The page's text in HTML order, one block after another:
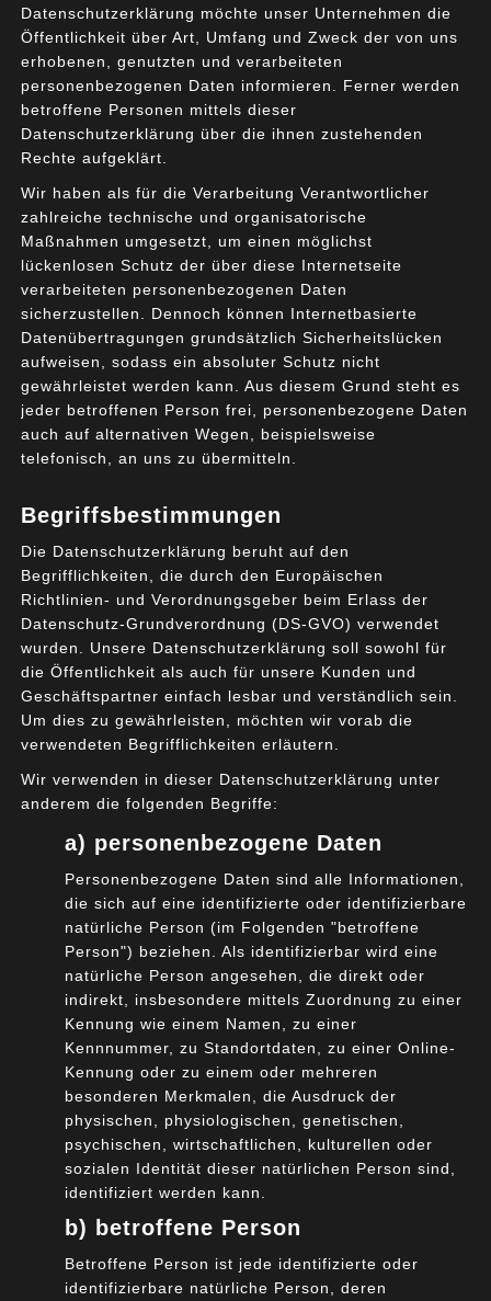
Die Informationen eines Unternehmens gehören zu den
wertvollsten Unternehmenswerten. Ob es nun
Kundendaten, Bestelldaten, Produktdaten oder
Krankenakten, Steuerakten und Mandantenakten sind, in
Unternehmensprozesse und -entscheidungen und somit
READ MORE
RECENT POSTS
Stichwort: Edge Computing
28. Januar 2021
Passwort-Sicherheit – oder täglich grüßt das
Murmeltier
20. Januar 2021
Datenschutzerklärung möchte unser Unternehmen die
Öffentlichkeit über Art, Umfang und Zweck der von uns
erhobenen, genutzten und verarbeiteten
personenbezogenen Daten informieren. Ferner werden
betroffene Personen mittels dieser
Datenschutzerklärung über die ihnen zustehenden
Rechte aufgeklärt.
Wir haben als für die Verarbeitung Verantwortlicher
zahlreiche technische und organisatorische
Maßnahmen umgesetzt, um einen möglichst
lückenlosen Schutz der über diese Internetseite
verarbeiteten personenbezogenen Daten
sicherzustellen. Dennoch können Internetbasierte
Datenübertragungen grundsätzlich Sicherheitslücken
aufweisen, sodass ein absoluter Schutz nicht
gewährleistet werden kann. Aus diesem Grund steht es
jeder betroffenen Person frei, personenbezogene Daten
auch auf alternativen Wegen, beispielsweise
telefonisch, an uns zu übermitteln.
Begriffsbestimmungen
Die Datenschutzerklärung beruht auf den
Begrifflichkeiten, die durch den Europäischen
Richtlinien- und Verordnungsgeber beim Erlass der
Datenschutz-Grundverordnung (DS-GVO) verwendet
wurden. Unsere Datenschutzerklärung soll sowohl für
die Öffentlichkeit als auch für unsere Kunden und
Geschäftspartner einfach lesbar und verständlich sein.
Um dies zu gewährleisten, möchten wir vorab die
verwendeten Begrifflichkeiten erläutern.
Wir verwenden in dieser Datenschutzerklärung unter
anderem die folgenden Begriffe:
a) personenbezogene Daten
Personenbezogene Daten sind alle Informationen,
die sich auf eine identifizierte oder identifizierbare
natürliche Person (im Folgenden "betroffene
Person") beziehen. Als identifizierbar wird eine
natürliche Person angesehen, die direkt oder
indirekt, insbesondere mittels Zuordnung zu einer
Kennung wie einem Namen, zu einer
Kennnummer, zu Standortdaten, zu einer Online-
Kennung oder zu einem oder mehreren
besonderen Merkmalen, die Ausdruck der
physischen, physiologischen, genetischen,
psychischen, wirtschaftlichen, kulturellen oder
sozialen Identität dieser natürlichen Person sind,
identifiziert werden kann.
b) betroffene Person
Betroffene Person ist jede identifizierte oder
identifizierbare natürliche Person, deren